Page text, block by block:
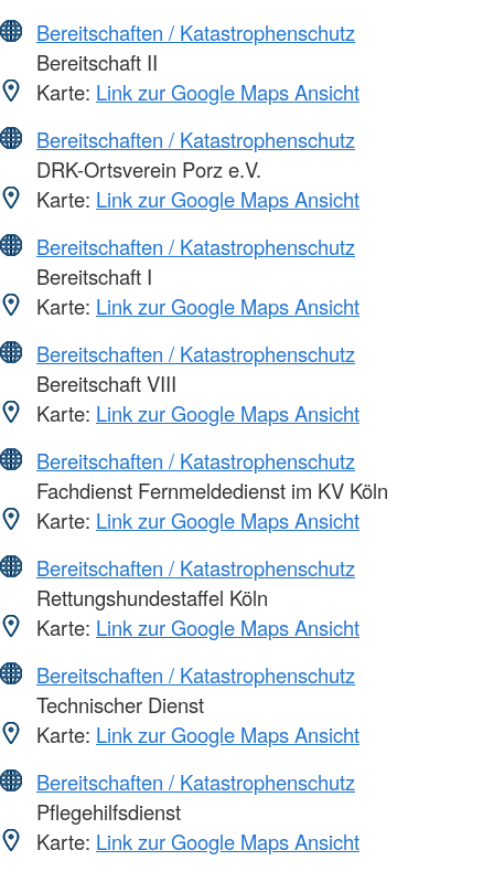
Bereitschaften / Katastrophenschutz
Bereitschaft II
Karte: Link zur Google Maps Ansicht
Bereitschaften / Katastrophenschutz
DRK-Ortsverein Porz e.V.
Karte: Link zur Google Maps Ansicht
Bereitschaften / Katastrophenschutz
Bereitschaft I
Karte: Link zur Google Maps Ansicht
Bereitschaften / Katastrophenschutz
Bereitschaft VIII
Karte: Link zur Google Maps Ansicht
Bereitschaften / Katastrophenschutz
Fachdienst Fernmeldedienst im KV Köln
Karte: Link zur Google Maps Ansicht
Bereitschaften / Katastrophenschutz
Rettungshundestaffel Köln
Karte: Link zur Google Maps Ansicht
Bereitschaften / Katastrophenschutz
Technischer Dienst
Karte: Link zur Google Maps Ansicht
Bereitschaften / Katastrophenschutz
Pflegehilfsdienst
Karte: Link zur Google Maps Ansicht